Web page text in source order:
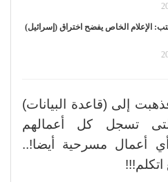
الإعلام الخاص يفضح اختراق (إسرائيل)
إلى (قاعدة البيانات)
تسجل كل أعمالهم
أعمال مسرحية أيضا!..